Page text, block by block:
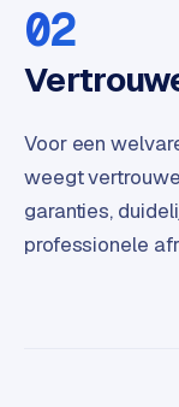
2
B
t
a
i
l
02
Voor een
weegt
garanties,
professionele